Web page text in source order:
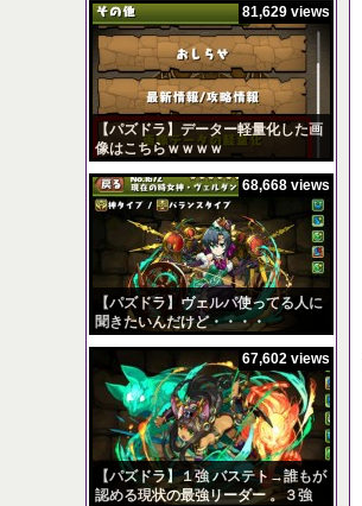
【パズドラ】データー軽量化した画
像はこちらｗｗｗｗ
81,629 views
【パズドラ】ヴェルパ使ってる人に
聞きたいんだけど・・・・
68,668 views
【パズドラ】１強 バステト→誰もが
認める現状の最強リーダー 。３強
67,602 views